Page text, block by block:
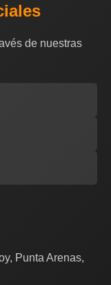
de nuestras
Punta Arenas,